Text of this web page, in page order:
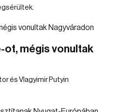
ot, mégis vonultak
és Vlagyimir Putyin